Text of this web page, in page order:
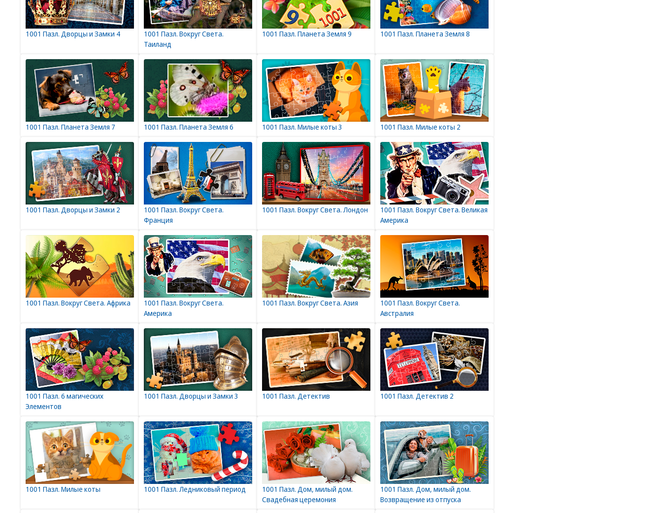
1001 Пазл. Дворцы и Замки 4
1001 Пазл. Вокруг Света.
Таиланд
1001 Пазл. Планета Земля 9 1001 Пазл. Планета Земля 8
1001 Пазл. Планета Земля 7 1001 Пазл. Планета Земля 6 1001 Пазл. Милые коты 3 1001 Пазл. Милые коты 2
1001 Пазл. Дворцы и Замки 2
1001 Пазл. Вокруг Света.
Франция
1001 Пазл. Вокруг Света. Лондон
1001 Пазл. Вокруг Света. Великая
Америка
1001 Пазл. Вокруг Света. Африка
1001 Пазл. Вокруг Света.
Америка
1001 Пазл. Вокруг Света. Азия
1001 Пазл. Вокруг Света.
Австралия
1001 Пазл. 6 магических
Элементов
1001 Пазл. Дворцы и Замки 3 1001 Пазл. Детектив 1001 Пазл. Детектив 2
1001 Пазл. Милые коты 1001 Пазл. Ледниковый период
1001 Пазл. Дом, милый дом.
Свадебная церемония
1001 Пазл. Дом, милый дом.
Возвращение из отпуска